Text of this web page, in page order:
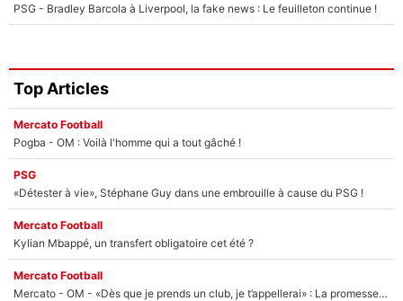
PSG - Bradley Barcola à Liverpool, la fake news : Le feuilleton continue !
Top Articles
Mercato Football
Pogba - OM : Voilà l'homme qui a tout gâché !
PSG
«Détester à vie», Stéphane Guy dans une embrouille à cause du PSG !
Mercato Football
Kylian Mbappé, un transfert obligatoire cet été ?
Mercato Football
Mercato - OM - «Dès que je prends un club, je t’appellerai» : La promesse de Marcelino au moment de claquer la porte